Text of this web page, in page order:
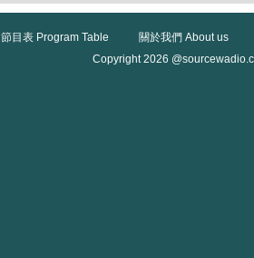
節目表 Program Table
關於我們 About us
Copyright 2026